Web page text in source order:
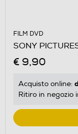
FILM DVD
SONY
€ 9,90
Acquisto online:
Ritiro in negozio